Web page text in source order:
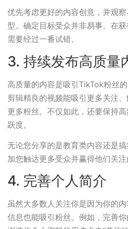
优先考虑更好的内容创意，并观
型。确定目标受众并非易事。在
需要经过一番试错。
3. 持续发布高质量
高质量的内容是吸引TikTok粉丝
剪辑精良的视频能吸引更多关注
更多粉丝。不仅如此，还要保持
跃度。
无论您分享的是教育类内容还是
加您触达更多受众并赢得他们关注
4. 完善个人简介
虽然大多数人关注你是因为你的
信息也能吸引粉丝。例如，完善